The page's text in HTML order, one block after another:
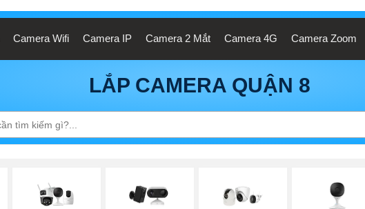
Camera Wifi Camera IP Camera 2 Mắt Camera 4G Camera Zoom
LẮP CAMERA QUẬN 8